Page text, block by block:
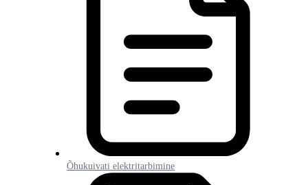
Õhukuivati elektritarbimine